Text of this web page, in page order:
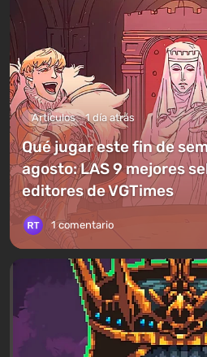
Artículos 1 día atrás
Qué jugar este fin de
agosto: LAS 9 mejores
editores de VGTimes
1 comentario